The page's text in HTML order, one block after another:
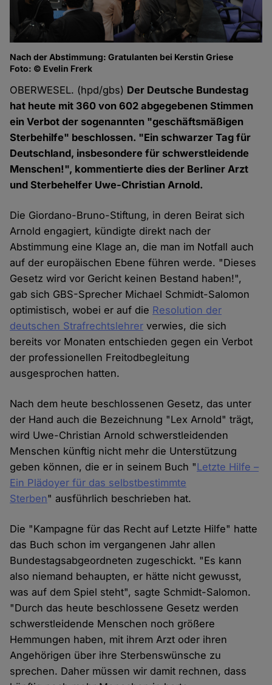
Nach der Abstimmung: Gratulanten bei Kerstin Griese
Foto: © Evelin Frerk
OBERWESEL. (hpd/gbs) Der Deutsche Bundestag
hat heute mit 360 von 602 abgegebenen Stimmen
ein Verbot der sogenannten "geschäftsmäßigen
Sterbehilfe" beschlossen. "Ein schwarzer Tag für
Deutschland, insbesondere für schwerstleidende
Menschen!", kommentierte dies der Berliner Arzt
und Sterbehelfer Uwe-Christian Arnold.
Die Giordano-Bruno-Stiftung, in deren Beirat sich
Arnold engagiert, kündigte direkt nach der
Abstimmung eine Klage an, die man im Notfall auch
auf der europäischen Ebene führen werde. "Dieses
Gesetz wird vor Gericht keinen Bestand haben!",
gab sich GBS-Sprecher Michael Schmidt-Salomon
optimistisch, wobei er auf die Resolution der
deutschen Strafrechtslehrer verwies, die sich
bereits vor Monaten entschieden gegen ein Verbot
der professionellen Freitodbegleitung
ausgesprochen hatten.
Nach dem heute beschlossenen Gesetz, das unter
der Hand auch die Bezeichnung "Lex Arnold" trägt,
wird Uwe-Christian Arnold schwerstleidenden
Menschen künftig nicht mehr die Unterstützung
geben können, die er in seinem Buch "Letzte Hilfe –
Ein Plädoyer für das selbstbestimmte
Sterben" ausführlich beschrieben hat.
Die "Kampagne für das Recht auf Letzte Hilfe" hatte
das Buch schon im vergangenen Jahr allen
Bundestagsabgeordneten zugeschickt. "Es kann
also niemand behaupten, er hätte nicht gewusst,
was auf dem Spiel steht", sagte Schmidt-Salomon.
"Durch das heute beschlossene Gesetz werden
schwerstleidende Menschen noch größere
Hemmungen haben, mit ihrem Arzt oder ihren
Angehörigen über ihre Sterbenswünsche zu
sprechen. Daher müssen wir damit rechnen, dass